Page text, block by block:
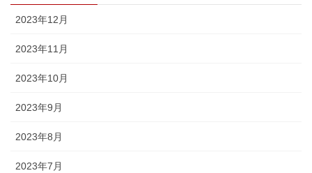
2023年12月
2023年11月
2023年10月
2023年9月
2023年8月
2023年7月